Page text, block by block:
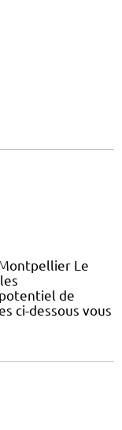
Le
de
ci-dessous vous